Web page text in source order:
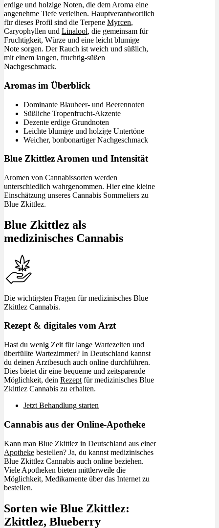
erdige und holzige Noten, die dem Aroma eine
angenehme Tiefe verleihen. Hauptverantwortlich
für dieses Profil sind die Terpene Myrcen,
Caryophyllen und Linalool, die gemeinsam für
Fruchtigkeit, Würze und eine leicht blumige
Note sorgen. Der Rauch ist weich und süßlich,
mit einem langen, fruchtig-süßen
Nachgeschmack.
Aromas im Überblick
Dominante Blaubeer- und Beerennoten
Süßliche Tropenfrucht-Akzente
Dezente erdige Grundnoten
Leichte blumige und holzige Untertöne
Weicher, bonbonartiger Nachgeschmack
Blue Zkittlez Aromen und Intensität
Aromen von Cannabissorten werden
unterschiedlich wahrgenommen. Hier eine kleine
Einschätzung unseres Cannabis Sommeliers zu
Blue Zkittlez.
Blue Zkittlez als
medizinisches Cannabis
Die wichtigsten Fragen für medizinisches Blue
Zkittlez Cannabis.
Rezept & digitales vom Arzt
Hast du wenig Zeit für lange Wartezeiten und
überfüllte Wartezimmer? In Deutschland kannst
du deinen Arztbesuch auch online durchführen.
Dies bietet dir eine bequeme und zeitsparende
Möglichkeit, dein Rezept für medizinisches Blue
Zkittlez Cannabis zu erhalten.
Jetzt Behandlung starten
Cannabis aus der Online-Apotheke
Kann man Blue Zkittlez in Deutschland aus einer
Apotheke bestellen? Ja, du kannst medizinisches
Blue Zkittlez Cannabis auch online beziehen.
Viele Apotheken bieten mittlerweile die
Möglichkeit, Medikamente über das Internet zu
bestellen.
Sorten wie Blue Zkittlez:
Zkittlez, Blueberry